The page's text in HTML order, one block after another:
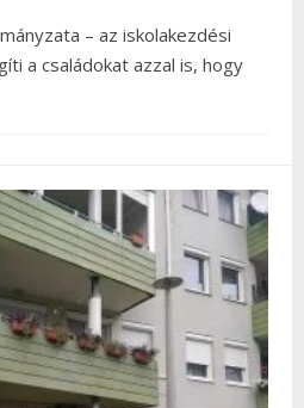
– az iskolakezdési
a családokat azzal is, hogy